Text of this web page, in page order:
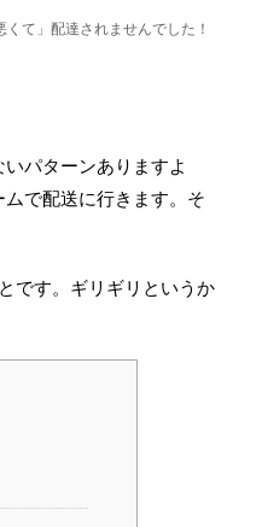
て」配達されませんでした！
パターンありますよ
で配送に行きます。そ
です。ギリギリというか